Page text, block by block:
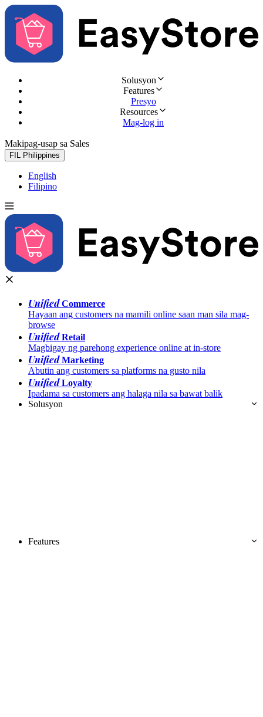
Solusyon
Features
Presyo
Resources
Mag-log in
Makipag-usap sa Sales
FIL Philippines
English
Filipino
UnifiedCommerce
Hayaan ang customers na mamili online saan man sila mag-
browse
UnifiedRetail
Magbigay ng parehong experience online at in-store
UnifiedMarketing
Abutin ang customers sa platforms na gusto nila
UnifiedLoyalty
Ipadama sa customers ang halaga nila sa bawat balik
Solusyon
Features